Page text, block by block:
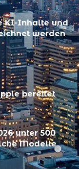
KI-Inhalte und
werden
bereitet
unter 500
Modelle